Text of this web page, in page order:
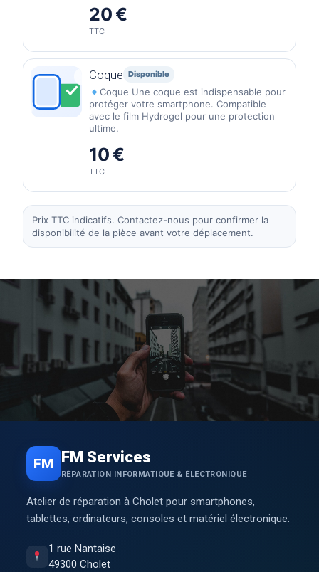
20 €
TTC
Coque Disponible
Coque Une coque est indispensable pour
protéger votre smartphone. Compatible
avec le film Hydrogel pour une protection
ultime.
10 €
TTC
Prix TTC indicatifs. Contactez-nous pour confirmer la
disponibilité de la pièce avant votre déplacement.
FM FM Services
RÉPARATION INFORMATIQUE & ÉLECTRONIQUE
Atelier de réparation à Cholet pour smartphones,
tablettes, ordinateurs, consoles et matériel électronique.
1 rue Nantaise
49300 Cholet